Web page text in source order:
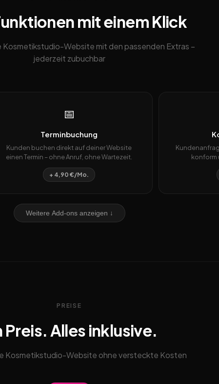
mit einem Klick
Kosmetikstudio-Website mit den passenden Extras –
jederzeit zubuchbar
📅
Terminbuchung
Kunden buchen direkt auf deiner Website
einen Termin – ohne Anruf, ohne Wartezeit.
+ 4,90 €/Mo.
konform
Weitere Add-ons anzeigen ↓
PREISE
Preis. Alles inklusive.
Kosmetikstudio-Website ohne versteckte Kosten